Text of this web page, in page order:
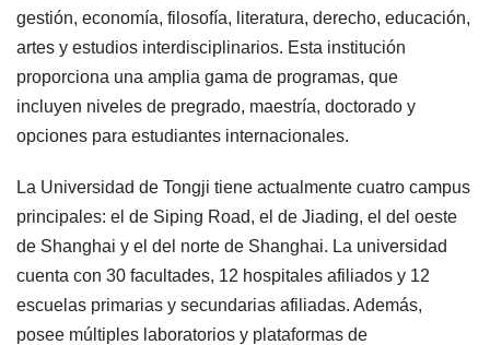
gestión, economía, filosofía, literatura, derecho, educación,
artes y estudios interdisciplinarios. Esta institución
proporciona una amplia gama de programas, que
incluyen niveles de pregrado, maestría, doctorado y
opciones para estudiantes internacionales.
La Universidad de Tongji tiene actualmente cuatro campus
principales: el de Siping Road, el de Jiading, el del oeste
de Shanghai y el del norte de Shanghai. La universidad
cuenta con 30 facultades, 12 hospitales afiliados y 12
escuelas primarias y secundarias afiliadas. Además,
posee múltiples laboratorios y plataformas de